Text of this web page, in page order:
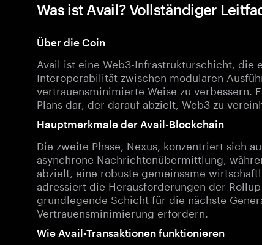
Was ist Avail? Vollständiger
Über die Coin
Avail ist eine Web3-Infrastrukturschicht,
Interoperabilität zwischen modularen
vertrauensminimierte Weise zu verbessern.
Plans dar, der darauf abzielt, Web3 zu
Hauptmerkmale der Avail-Blockchain
Die zweite Phase, Nexus, konzentriert sich
asynchrone Nachrichtenübermittlung,
abzielt, eine robuste gemeinsame
adressiert die Herausforderungen der
grundlegende Schicht für die nächste
Vertrauensminimierung erfordern.
Wie Avail-Transaktionen funktionieren